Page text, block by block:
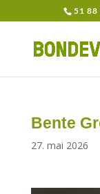
51 88
Bente
27. mai 2026